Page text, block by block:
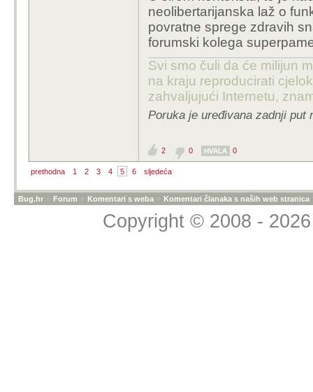
neolibertarijanska laž o
povratne sprege zdravih
forumski kolega
Svi smo čuli da će milijun
na kraju reproducirati
zahvaljujući Internetu,
Poruka je uređivana zadnji put
2 0 HVALA 0
prethodna 1 2 3 4 5 6 sljedeća
Bug.hr » Forum » Komentari s weba » Komentari članaka s naših web stranica
Copyright © 2008 -